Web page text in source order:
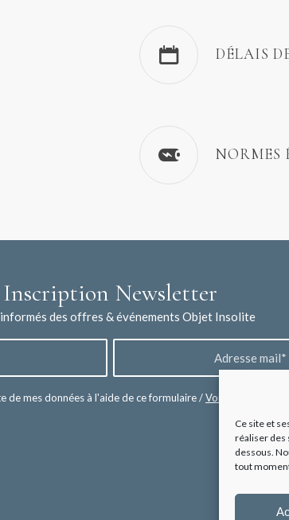
Ce site et
réaliser des
dessous.
tout
DÉLAIS
NORMES
Inscription Newsletter
des offres & événements Objet Insolite
de mes données à l'aide de ce formulaire /Voir les mentions